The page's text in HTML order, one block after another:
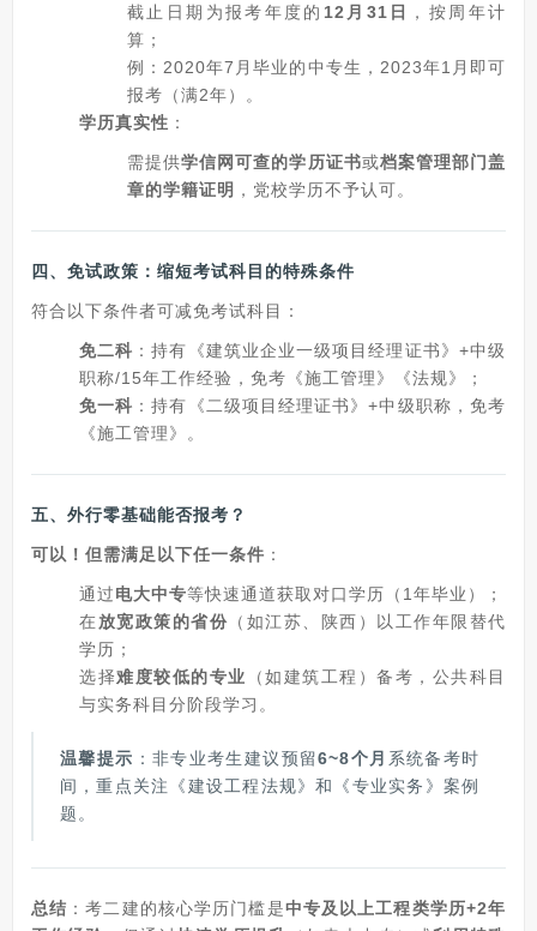
截止日期为报考年度的 12月31日
，按周年计
算；
例：2020年7月毕业的中专生，2023年1月即可
报考（满2年）。
学历真实性 ：
需提供学信网可查的学历证书或档案管理部门盖
章的学籍证明 ，党校学历不予认可。
四、 免试政策：缩短考试科目的特殊条件
符合以下条件者可减免考试科目：
免二科 ：持有《建筑业企业一级项目经理证书》+中级
职称/15年工作经验，免考《施工管理》《法规》；
免一科 ：持有《二级项目经理证书》+中级职称，免考
《施工管理》。
五、 外行零基础能否报考？
可以！但需满足以下任一条件 ：
通过电大中专等快速通道获取对口学历（1年毕业）；
在放宽政策的省份 （如江苏、陕西）以工作年限替代
学历；
选择难度较低的专业 （如建筑工程）备考，公共科目
与实务科目分阶段学习。
温馨提示 ：非专业考生建议预留6~8个月 系统备考时
间，重点关注《建设工程法规》和《专业实务》案例
题。
总结 ：考二建的核心学历门槛是中专及以上工程类学历+2年